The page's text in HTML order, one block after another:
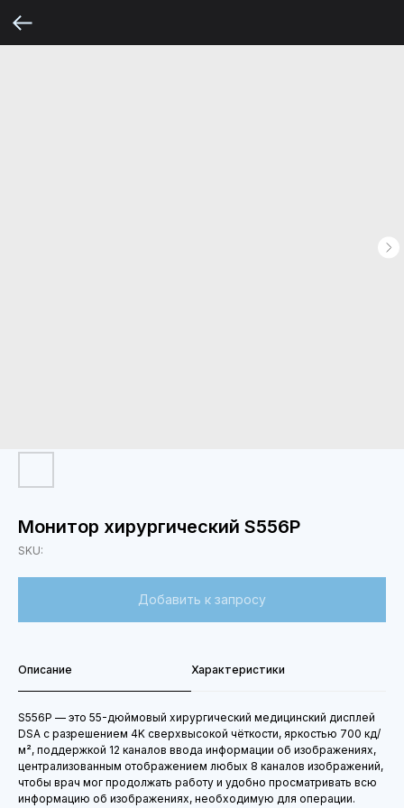
Монитор хирургический S556P
SKU:
Добавить к запросу
Описание Характеристики
S556P — это 55-дюймовый хирургический медицинский дисплей
DSA с разрешением 4K сверхвысокой чёткости, яркостью 700 кд/
м², поддержкой 12 каналов ввода информации об изображениях,
централизованным отображением любых 8 каналов изображений,
чтобы врач мог продолжать работу и удобно просматривать всю
информацию об изображениях, необходимую для операции.